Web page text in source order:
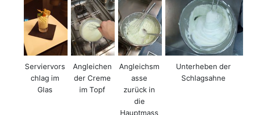
Serviervors
chlag im
Glas
Angleichen
der Creme
im Topf
Angleichsm
asse
zurück in
die
Hauptmass
Unterheben der
Schlagsahne